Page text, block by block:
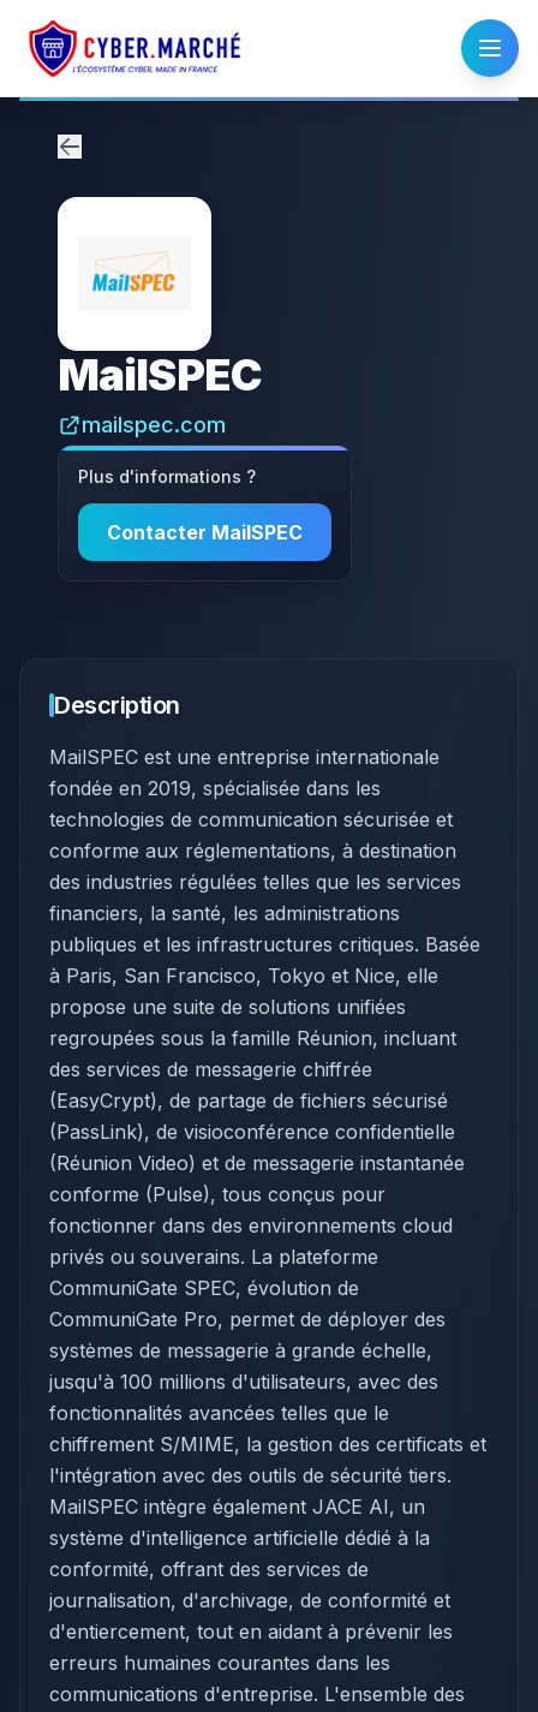
MailSPEC
mailspec.com
Plus d'informations ?
Contacter MailSPEC
Description
MailSPEC est une entreprise internationale
fondée en 2019, spécialisée dans les
technologies de communication sécurisée et
conforme aux réglementations, à destination
des industries régulées telles que les services
financiers, la santé, les administrations
publiques et les infrastructures critiques. Basée
à Paris, San Francisco, Tokyo et Nice, elle
propose une suite de solutions unifiées
regroupées sous la famille Réunion, incluant
des services de messagerie chiffrée
(EasyCrypt), de partage de fichiers sécurisé
(PassLink), de visioconférence confidentielle
(Réunion Video) et de messagerie instantanée
conforme (Pulse), tous conçus pour
fonctionner dans des environnements cloud
privés ou souverains. La plateforme
CommuniGate SPEC, évolution de
CommuniGate Pro, permet de déployer des
systèmes de messagerie à grande échelle,
jusqu'à 100 millions d'utilisateurs, avec des
fonctionnalités avancées telles que le
chiffrement S/MIME, la gestion des certificats et
l'intégration avec des outils de sécurité tiers.
MailSPEC intègre également JACE AI, un
système d'intelligence artificielle dédié à la
conformité, offrant des services de
journalisation, d'archivage, de conformité et
d'entiercement, tout en aidant à prévenir les
erreurs humaines courantes dans les
communications d'entreprise. L'ensemble des